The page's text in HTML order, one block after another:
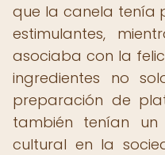
que la canela tenía
estimulantes,
asociaba con la
ingredientes no
preparación de
también tenían un
cultural en la